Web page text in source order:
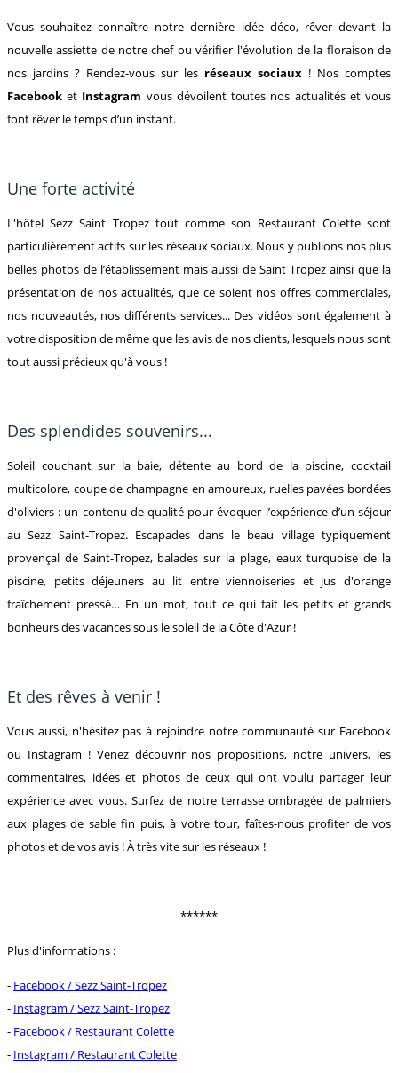
Vous souhaitez connaître notre dernière idée déco, rêver devant la
nouvelle assiette de notre chef ou vérifier l'évolution de la floraison de
nos jardins ? Rendez-vous sur les réseaux sociaux ! Nos comptes
Facebook et Instagram vous dévoilent toutes nos actualités et vous
font rêver le temps d’un instant.
Une forte activité
L'hôtel Sezz Saint Tropez tout comme son Restaurant Colette sont
particulièrement actifs sur les réseaux sociaux. Nous y publions nos plus
belles photos de l’établissement mais aussi de Saint Tropez ainsi que la
présentation de nos actualités, que ce soient nos offres commerciales,
nos nouveautés, nos différents services... Des vidéos sont également à
votre disposition de même que les avis de nos clients, lesquels nous sont
tout aussi précieux qu'à vous !
Des splendides souvenirs...
Soleil couchant sur la baie, détente au bord de la piscine, cocktail
multicolore, coupe de champagne en amoureux, ruelles pavées bordées
d'oliviers : un contenu de qualité pour évoquer l’expérience d’un séjour
au Sezz Saint-Tropez. Escapades dans le beau village typiquement
provençal de Saint-Tropez, balades sur la plage, eaux turquoise de la
piscine, petits déjeuners au lit entre viennoiseries et jus d'orange
fraîchement pressé… En un mot, tout ce qui fait les petits et grands
bonheurs des vacances sous le soleil de la Côte d'Azur !
Et des rêves à venir !
Vous aussi, n'hésitez pas à rejoindre notre communauté sur Facebook
ou Instagram ! Venez découvrir nos propositions, notre univers, les
commentaires, idées et photos de ceux qui ont voulu partager leur
expérience avec vous. Surfez de notre terrasse ombragée de palmiers
aux plages de sable fin puis, à votre tour, faîtes-nous profiter de vos
photos et de vos avis ! À très vite sur les réseaux !
******
Plus d'informations :
- Facebook / Sezz Saint-Tropez
- Instagram / Sezz Saint-Tropez
- Facebook / Restaurant Colette
- Instagram / Restaurant Colette